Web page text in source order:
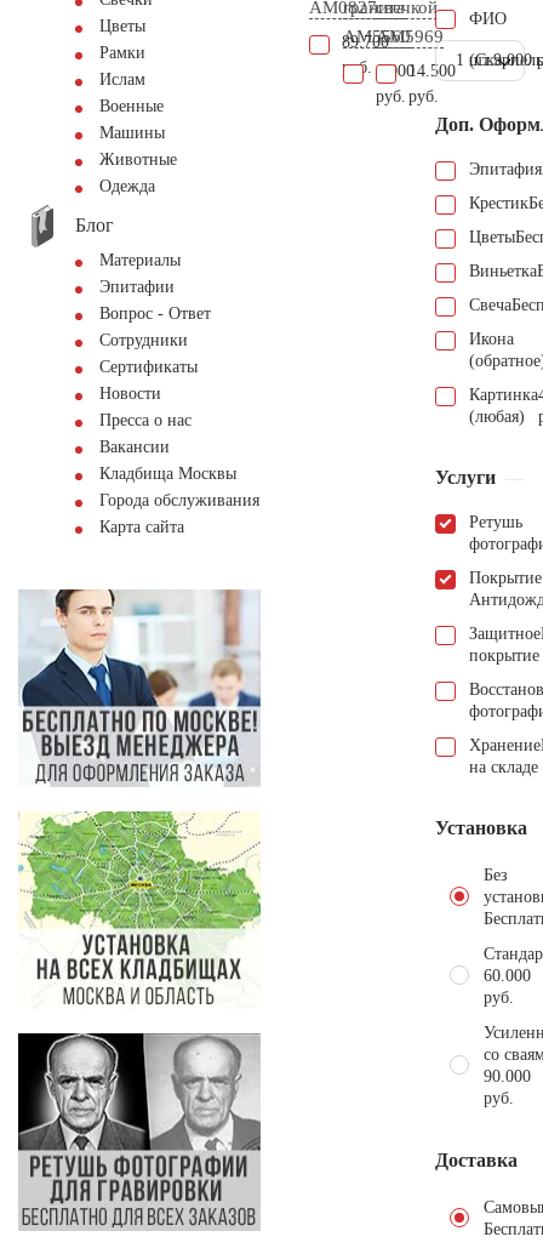
Цветы
Рамки
Ислам
Военные
Машины
Животные
Одежда
Блог
Материалы
Эпитафии
Вопрос - Ответ
Сотрудники
Сертификаты
Новости
Пресса о нас
Вакансии
Кладбища Москвы
Города обслуживания
Карта сайта
AM0827
89.700
руб.
гранита
AM5560
4.000
руб.
свечкой
AM5969
14.500
руб.
ФИО
1 шт.9.000
Доп.
Эпитафия
Крестик
Цветы
Виньетка
Свеча
Икона
Картинка
(любая)
Услуги
Ретушь
Покрытие
Защитное
покрытие
Хранение
на складе
Установка
Без
60.000
руб.
со
90.000
руб.
Доставка